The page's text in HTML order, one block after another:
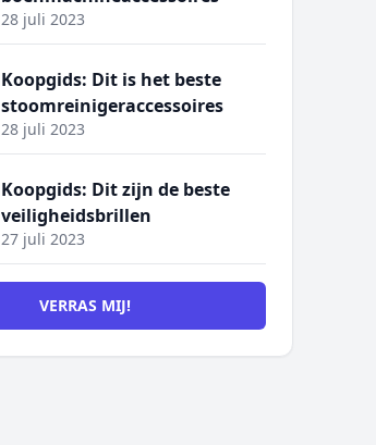
28 juli 2023
Koopgids: Dit is het beste
stoomreinigeraccessoires
28 juli 2023
Koopgids: Dit zijn de beste
veiligheidsbrillen
27 juli 2023
VERRAS MIJ!